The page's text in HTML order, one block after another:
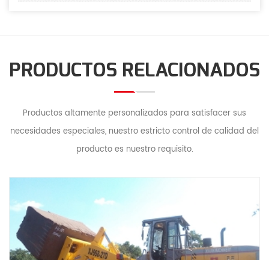
PRODUCTOS RELACIONADOS
Productos altamente personalizados para satisfacer sus
necesidades especiales, nuestro estricto control de calidad del
producto es nuestro requisito.